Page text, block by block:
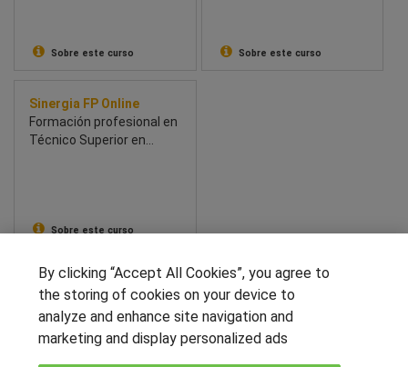
Sobre este curso Sobre este curso
Sinergia FP Online
Formación profesional en
Técnico Superior en
Sobre este curso
SÍGUENOS EN LAS REDES
By clicking “Accept All Cookies”, you agree to
the storing of cookies on your device to
analyze and enhance site navigation and
marketing and display personalized ads